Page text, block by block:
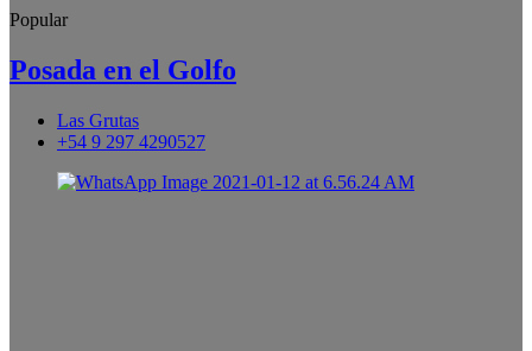
Popular
Posada en el Golfo
Las Grutas
+54 9 297 4290527